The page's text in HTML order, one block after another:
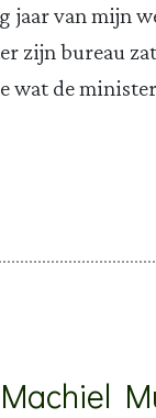
jaar van mijn
zijn bureau
wat de